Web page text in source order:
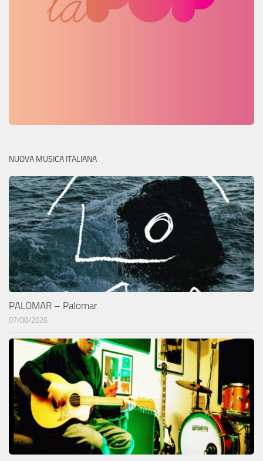
NUOVA MUSICA ITALIANA
PALOMAR – Palomar
07/08/2026